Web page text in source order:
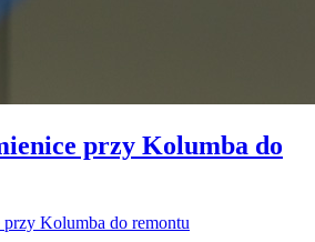
przy Kolumba do